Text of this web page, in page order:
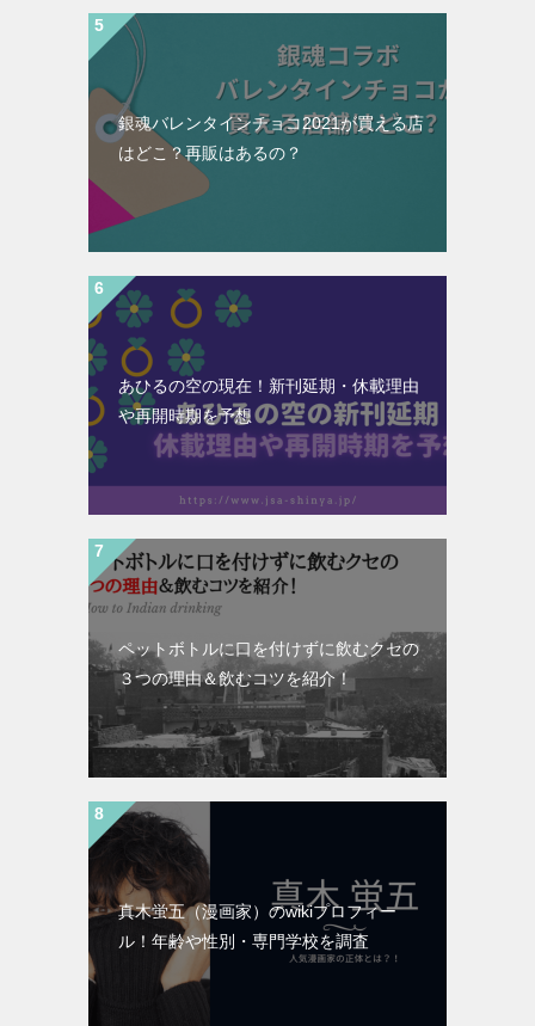
銀魂バレンタインチョコ2021が買える店
はどこ？再販はあるの？
あひるの空の現在！新刊延期・休載理由
や再開時期を予想
ペットボトルに口を付けずに飲むクセの
３つの理由＆飲むコツを紹介！
真木蛍五（漫画家）のwikiプロフィー
ル！年齢や性別・専門学校を調査